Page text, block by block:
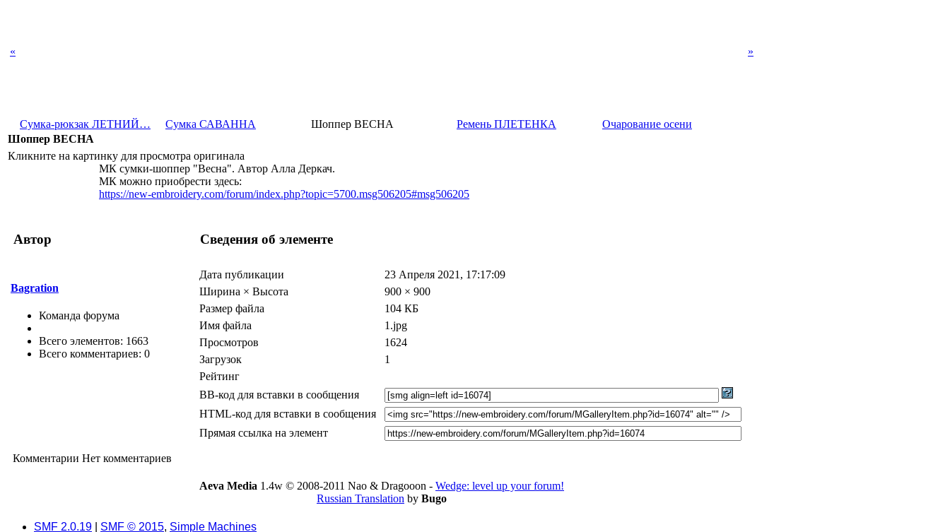
« »
Сумка-рюкзак ЛЕТНИЙ… Сумка САВАННА Шоппер ВЕСНА Ремень ПЛЕТЕНКА
Очарование осени
Шоппер ВЕСНА
Кликните на картинку для просмотра оригинала
МК сумки-шоппер "Весна". Автор Алла Деркач.
МК можно приобрести здесь:
https://new-embroidery.com/forum/index.php?topic=5700.msg506205#msg506205
Автор Сведения об элементе
Bagration
Команда форума
Всего элементов: 1663
Всего комментариев: 0
Дата публикации
23 Апреля 2021, 17:17:09
Ширина × Высота
900 × 900
Размер файла
104 КБ
Имя файла
1.jpg
Просмотров
1624
Загрузок
1
Рейтинг
BB-код для вставки в сообщения
HTML-код для вставки в сообщения
Прямая ссылка на элемент
Комментарии Нет комментариев
Aeva Media 1.4w © 2008-2011 Nao & Dragooon - Wedge: level up your forum!
Russian Translation by Bugo
SMF 2.0.19 SMF © 2015, Simple Machines